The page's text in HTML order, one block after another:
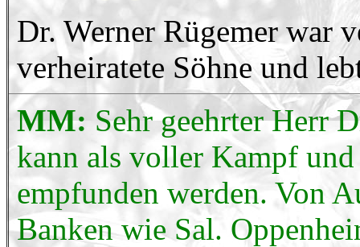
Dr. Werner Rügemer war
verheiratete Söhne und
MM: Sehr geehrter Herr
kann als voller Kampf
empfunden werden. Von
Banken wie Sal.